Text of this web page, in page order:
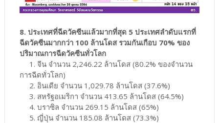
8. ประเทศที่ฉีดวัคซีนแล้วมากที่สุด 5 ประเทศลำดับแรกที่
ฉีดวัคซีนมากกว่า 100 ล้านโดส รวมกันเกือบ 70% ของ
ปริมาณการฉีดวัคซีนทั่วโลก
1. จีน จำนวน 2,246.22 ล้านโดส (80.2% ของจำนวน
การฉีดทั่วโลก)
2. อินเดีย จำนวน 1,029.78 ล้านโดส (37.6%)
3. สหรัฐอเมริกา จำนวน 413.65 ล้านโดส (64.5%)
4. บราซิล จำนวน 269.15 ล้านโดส (65%)
5. ญี่ปุ่น จำนวน 185.08 ล้านโดส (73.3%)